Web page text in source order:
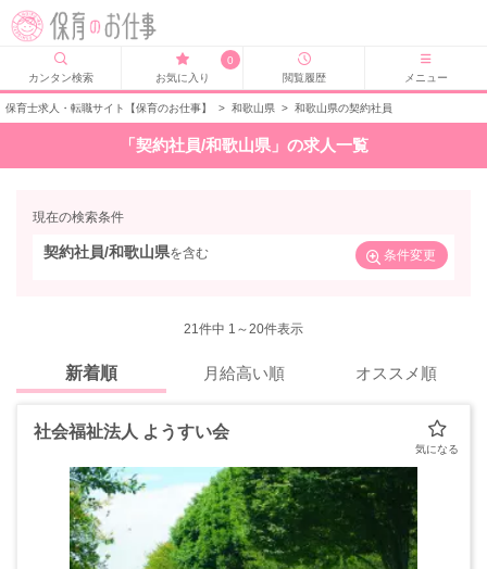
カンタン検索
0
お気に入り
閲覧履歴 メニュー
保育士求人・転職サイト【保育のお仕事】 > 和歌山県 > 和歌山県の契約社員
「契約社員/和歌山県」の求人一覧
現在の検索条件
契約社員/和歌山県を含む 条件変更
21件中 1～20件表示
新着順 月給高い順 オススメ順
社会福祉法人 ようすい会